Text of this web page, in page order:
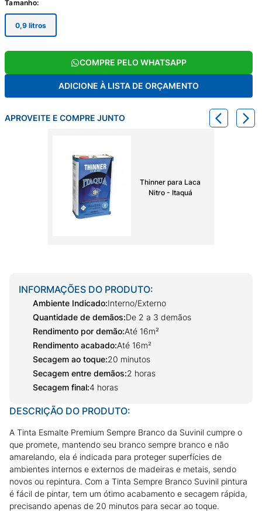
Tamanho:
0,9 litros
COMPRE PELO WHATSAPP
ADICIONE À LISTA DE ORÇAMENTO
APROVEITE E COMPRE JUNTO
Thinner para Laca
Nitro - Itaquá
INFORMAÇÕES DO PRODUTO:
Ambiente Indicado:Interno/Externo
Quantidade de demãos:De 2 a 3 demãos
Rendimento por demão:Até 16m²
Rendimento acabado:Até 16m²
Secagem ao toque:20 minutos
Secagem entre demãos:2 horas
Secagem final:4 horas
DESCRIÇÃO DO PRODUTO:
A Tinta Esmalte Premium Sempre Branco da Suvinil cumpre o
que promete, mantendo seu branco sempre branco e não
amarelando, ela é indicada para proteger superfícies de
ambientes internos e externos de madeiras e metais, sendo
novos ou repintura. Com a Tinta Sempre Branco Suvinil pintura
é fácil de pintar, tem um ótimo acabamento e secagem rápida,
precisando apenas de 20 minutos para secar ao toque.